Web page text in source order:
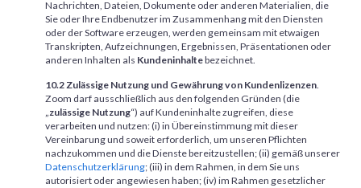
Nachrichten, Dateien, Dokumente oder anderen Materialien, die
Sie oder Ihre Endbenutzer im Zusammenhang mit den Diensten
oder der Software erzeugen, werden gemeinsam mit etwaigen
Transkripten, Aufzeichnungen, Ergebnissen, Präsentationen oder
anderen Inhalten als Kundeninhaltebezeichnet.
10.2 Zulässige Nutzung und Gewährung von Kundenlizenzen.
Zoom darf ausschließlich aus den folgenden Gründen (die
„zulässige Nutzung“) auf Kundeninhalte zugreifen, diese
verarbeiten und nutzen: (i) in Übereinstimmung mit dieser
Vereinbarung und soweit erforderlich, um unseren Pflichten
nachzukommen und die Dienste bereitzustellen; (ii) gemäß unserer
Datenschutzerklärung; (iii) in dem Rahmen, in dem Sie uns
autorisiert oder angewiesen haben; (iv) im Rahmen gesetzlicher